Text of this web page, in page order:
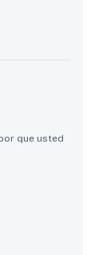
que usted